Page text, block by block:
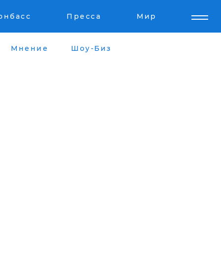
Пресса Мир
Мнение Шоу-Биз